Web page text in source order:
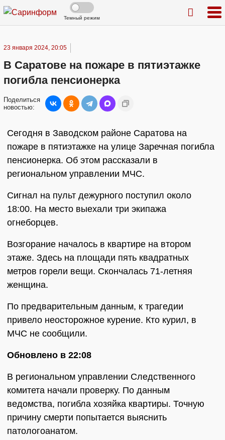
Темный режим
23 января 2024, 20:05
В Саратове на пожаре в пятиэтажке
погибла пенсионерка
Поделиться
новостью:
Сегодня в Заводском районе Саратова на
пожаре в пятиэтажке на улице Заречная погибла
пенсионерка. Об этом рассказали в
региональном управлении МЧС.
Сигнал на пульт дежурного поступил около
18:00. На место выехали три экипажа
огнеборцев.
Возгорание началось в квартире на втором
этаже. Здесь на площади пять квадратных
метров горели вещи. Скончалась 71-летняя
женщина.
По предварительным данным, к трагедии
привело неосторожное курение. Кто курил, в
МЧС не сообщили.
Обновлено в 22:08
В региональном управлении Следственного
комитета начали проверку. По данным
ведомства, погибла хозяйка квартиры. Точную
причину смерти попытается выяснить
патологоанатом.